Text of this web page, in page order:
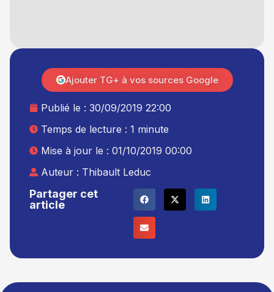
Partager cet
article
Publié le : 30/09/2019 22:00
Temps de lecture : 1 minute
Mise à jour le : 01/10/2019 00:00
Auteur : Thibault Leduc
Ajouter TG+ à vos sources Google